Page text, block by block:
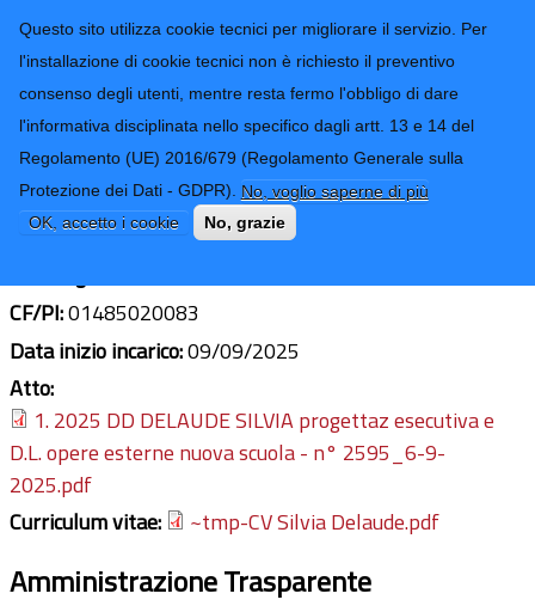
Questo sito utilizza cookie tecnici per migliorare il servizio. Per
l'installazione di cookie tecnici non è richiesto il preventivo
consenso degli utenti, mentre resta fermo l'obbligo di dare
l'informativa disciplinata nello specifico dagli artt. 13 e 14 del
Regolamento (UE) 2016/679 (Regolamento Generale sulla
Protezione dei Dati - GDPR). No, voglio saperne di più
OK, accetto i cookie
No, grazie
Provincia di
Imperia
CONTATTI-URP
TRASPARENZA
Form di ricerca
ING SILVIA DELAUDE
Ultimo aggiornamento: 10/04/2026 - 09:59
CF/PI:01485020083
Data inizio incarico:09/09/2025
Atto:
1. 2025 DD DELAUDE SILVIA progettaz esecutiva e
D.L. opere esterne nuova scuola - n° 2595_6-9-
2025.pdf
Curriculum vitae:
~tmp-CV Silvia Delaude.pdf
Amministrazione Trasparente